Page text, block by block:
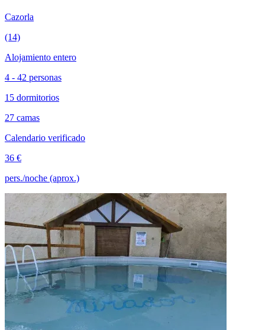
Cazorla
(14)
Alojamiento entero
4 - 42 personas
15 dormitorios
27 camas
Calendario verificado
36 €
pers./noche (aprox.)